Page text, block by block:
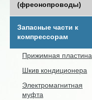
(фреонопроводы)
Запасные части к
компрессорам
Прижимная пластина
Шкив кондиционера
Электромагнитная
муфта